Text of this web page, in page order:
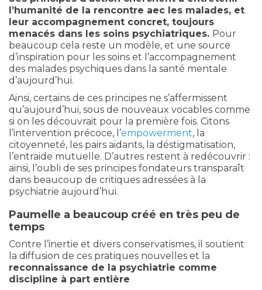
l’humanité de la rencontre aec les malades, et
leur accompagnement concret, toujours
menacés dans les soins psychiatriques. Pour
beaucoup cela reste un modèle, et une source
d’inspiration pour les soins et l’accompagnement
des malades psychiques dans la santé mentale
d’aujourd’hui.
Ainsi, certains de ces principes ne s’affermissent
qu’aujourd’hui, sous de nouveaux vocables comme
si on les découvrait pour la première fois. Citons
l’intervention précoce, l’empowerment, la
citoyenneté, les pairs aidants, la déstigmatisation,
l’entraide mutuelle. D’autres restent à redécouvrir :
ainsi, l’oubli de ses principes fondateurs transparaît
dans beaucoup de critiques adressées à la
psychiatrie aujourd’hui.
Paumelle a beaucoup créé en très peu de
temps
Contre l’inertie et divers conservatismes, il soutient
la diffusion de ces pratiques nouvelles et la
reconnaissance de la psychiatrie comme
discipline à part entière